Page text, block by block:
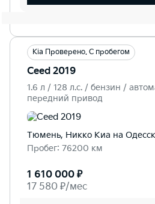
Kia Проверено. С пробегом
Ceed 2019
1.6 л / 128 л.c. / бензин /
передний привод
Тюмень, Никко Kиа на
Пробег: 76200 км
1 610 000 ₽
17 580 ₽/мес